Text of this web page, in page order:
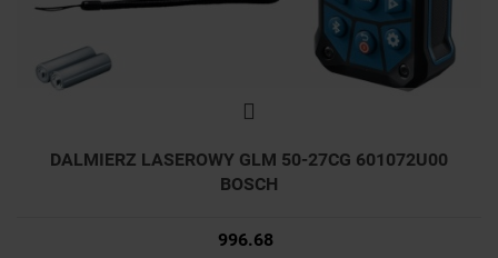
DALMIERZ LASEROWY GLM 50-27CG 601072U00
BOSCH
996.68